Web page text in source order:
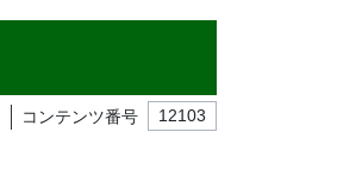
コンテンツ番号 12103